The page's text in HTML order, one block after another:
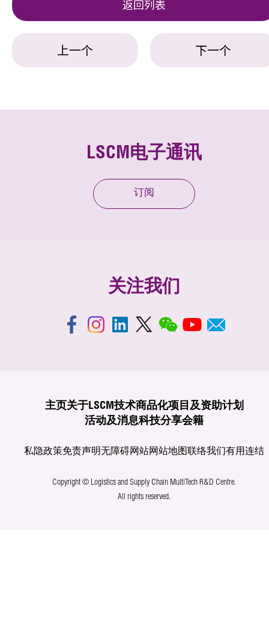
返回列表
上一个 下一个
LSCM电子通讯
订阅
关注我们
主页关于LSCM技术商品化项目及资助计划
活动及消息科技分享会籍
私隐政策免责声明无障碍网站网站地图联络我们有用连结
Copyright © Logistics and Supply Chain MultiTech R&D Centre.
All rights reserved.